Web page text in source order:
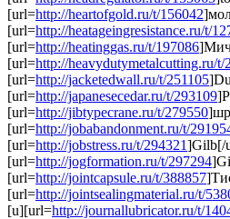
[url=http://heartofgold.ru/t/156042
[url=http://heatageingresistance.ru/t/
[url=http://heatinggas.ru/t/197086
[url=http://heavydutymetalcutting.ru/t/
[url=http://jacketedwall.ru/t/251105
[url=http://japanesecedar.ru/t/293109
[url=http://jibtypecrane.ru/t/279550
[url=http://jobabandonment.ru/t/
[url=http://jobstress.ru/t/294321]Gilb[/
[url=http://jogformation.ru/t/297294
[url=http://jointcapsule.ru/t/388857
[url=http://jointsealingmaterial.ru/t/
[u][url=http://journallubricator.ru/t/